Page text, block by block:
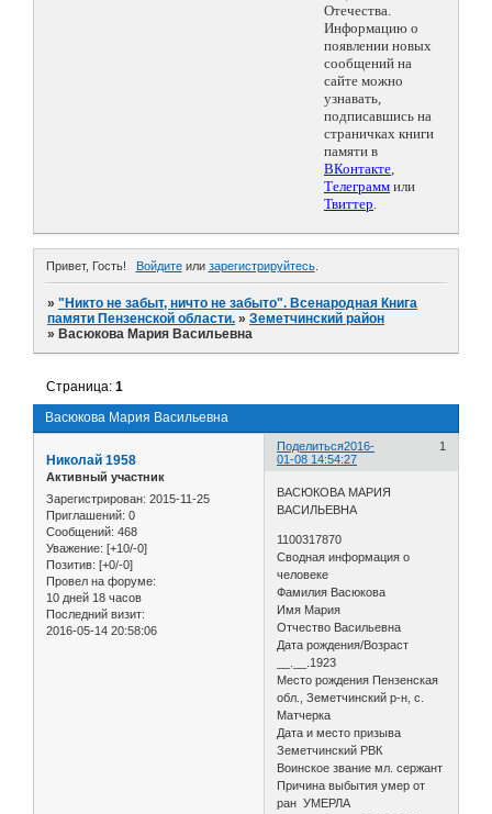
Отечества.
Информацию о
появлении новых
сообщений на
сайте можно
узнавать,
подписавшись на
страничках книги
памяти в
ВКонтакте,
Телеграмм или
Твиттер.
Привет, Гость! Войдитеили зарегистрируйтесь.
»"Никто не забыт, ничто не забыто". Всенародная Книга
памяти Пензенской области. »Земетчинский район
» Васюкова Мария Васильевна
Васюкова Мария Васильевна
Страница:1
Поделиться 1
2016-
01-08 14:54:27
Николай 1958
Активный участник
Зарегистрирован: 2015-11-25
Приглашений: 0
Сообщений: 468
Уважение: [+10/-0]
Позитив: [+0/-0]
Провел на форуме:
10 дней 18 часов
Последний визит:
2016-05-14 20:58:06
ВАСЮКОВА МАРИЯ
ВАСИЛЬЕВНА
1100317870
Сводная информация о
человеке
Фамилия Васюкова
Имя Мария
Отчество Васильевна
Дата рождения/Возраст
__.__.1923
Место рождения Пензенская
обл., Земетчинский р-н, с.
Матчерка
Дата и место призыва
Земетчинский РВК
Воинское звание мл. сержант
Причина выбытия умер от
ран УМЕРЛА